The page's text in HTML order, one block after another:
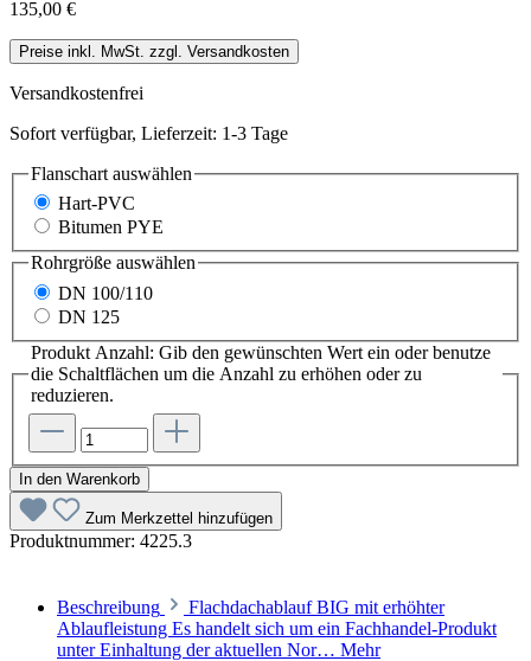
135,00 €
Preise inkl. MwSt. zzgl. Versandkosten
Versandkostenfrei
Sofort verfügbar, Lieferzeit: 1-3 Tage
Flanschart auswählen
Hart-PVC
Bitumen PYE
Rohrgröße auswählen
DN 100/110
DN 125
Produkt Anzahl: Gib den gewünschten Wert ein oder benutze
die Schaltflächen um die Anzahl zu erhöhen oder zu
reduzieren.
In den Warenkorb
Zum Merkzettel hinzufügen
Produktnummer: 4225.3
Beschreibung
Flachdachablauf BIG mit erhöhter
Ablaufleistung Es handelt sich um ein Fachhandel-Produkt
unter Einhaltung der aktuellen Nor… Mehr